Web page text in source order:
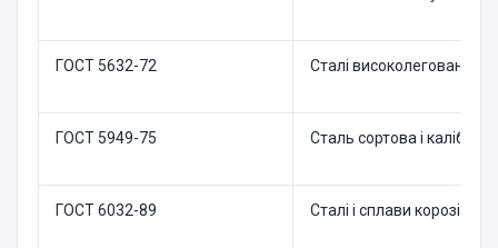
ГОСТ 5632-72 Сталі високолеговані і
ГОСТ 5949-75 Сталь сортова і
ГОСТ 6032-89 Сталі і сплави